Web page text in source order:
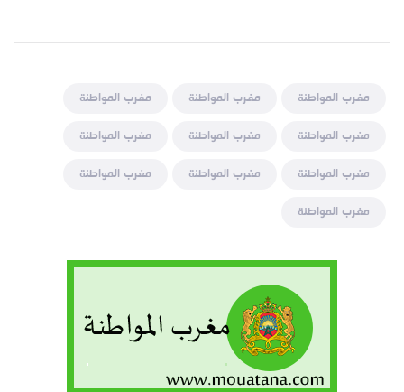
مغرب المواطنة مغرب المواطنة
مغرب المواطنة
مغرب المواطنة
مغرب المواطنة
مغرب المواطنة
مغرب المواطنة
مغرب المواطنة
مغرب المواطنة
مغرب المواطنة